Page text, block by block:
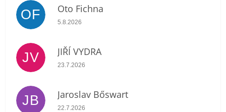
OF Oto Fichna
Hodnocení obchodu je 5 z 5 hvězdiček.
5.8.2026
JV JIŘÍ VYDRA
Hodnocení obchodu je 5 z 5 hvězdiček.
23.7.2026
JB Jaroslav Bőswart
Hodnocení obchodu je 5 z 5 hvězdiček.
22.7.2026